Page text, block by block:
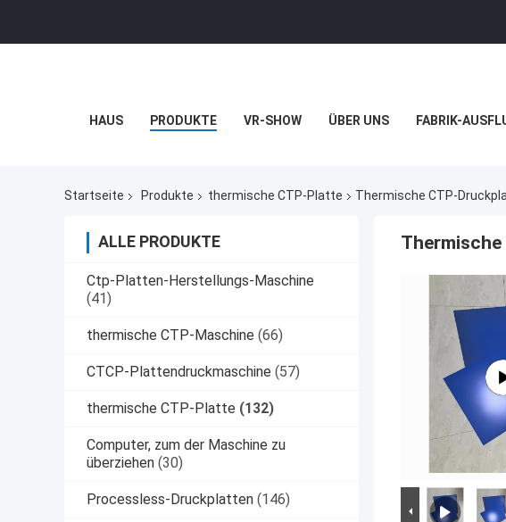
HAUS PRODUKTE VR-SHOW ÜBER UNS FABRIK-
Startseite Produkte thermische CTP-Platte Thermische CTP-
ALLE PRODUKTE
Ctp-Platten-Herstellungs-Maschine
(41)
thermische CTP-Maschine (66)
CTCP-Plattendruckmaschine (57)
thermische CTP-Platte (132)
Computer, zum der Maschine zu
überziehen (30)
Processless-Druckplatten (146)